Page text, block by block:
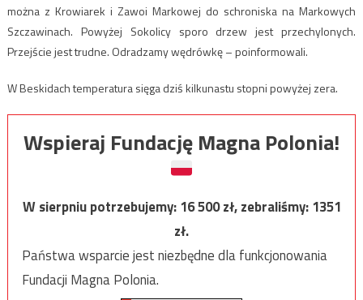
można z Krowiarek i Zawoi Markowej do schroniska na Markowych
Szczawinach. Powyżej Sokolicy sporo drzew jest przechylonych.
Przejście jest trudne. Odradzamy wędrówkę – poinformowali.
W Beskidach temperatura sięga dziś kilkunastu stopni powyżej zera.
Wspieraj Fundację Magna Polonia!
W sierpniu potrzebujemy:16 500zł, zebraliśmy:1351
zł.
Państwa wsparcie jest niezbędne dla funkcjonowania
Fundacji Magna Polonia.